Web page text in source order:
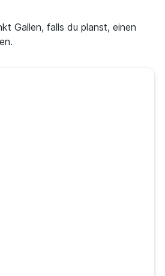
Gallen, falls du planst, einen